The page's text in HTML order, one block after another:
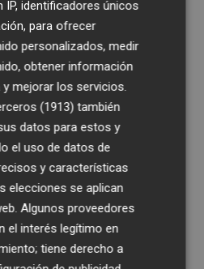
de calidad de
en Lendlease
consecuencias
de los errores de
incorrectas de
Posteriormente,
de la Red Técnica
de Schluter
las tendencias
industrializada,
y la
identificadores únicos
para ofrecer
personalizados, medir
obtener información
y mejorar los servicios.
(1913) también
datos para estos y
el uso de datos de
y características
elecciones se aplican
Algunos proveedores
el interés legítimo en
tiene derecho a